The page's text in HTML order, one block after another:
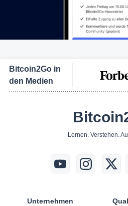
Bitcoin2Go in
den Medien
Lernen. Verstehen.
Unternehmen